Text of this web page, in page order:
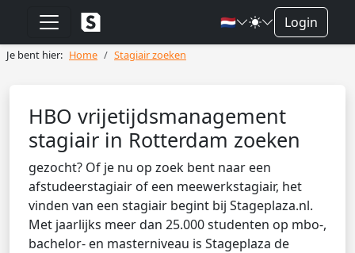
🇳🇱 Login
Je bent hier: Home Stagiair zoeken
HBO vrijetijdsmanagement
stagiair in Rotterdam zoeken
gezocht? Of je nu op zoek bent naar een
afstudeerstagiair of een meewerkstagiair, het
vinden van een stagiair begint bij Stageplaza.nl.
Met jaarlijks meer dan 25.000 studenten op mbo-,
bachelor- en masterniveau is Stageplaza de